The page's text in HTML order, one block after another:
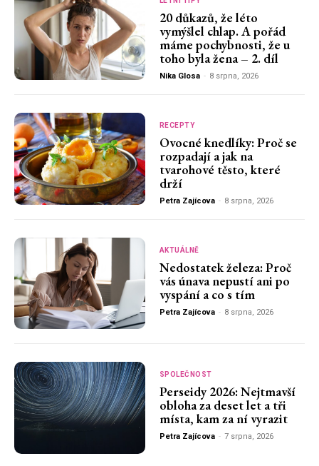
20 důkazů, že léto
vymýšlel chlap. A pořád
máme pochybnosti, že u
toho byla žena – 2. díl
Nika Glosa - 8 srpna, 2026
RECEPTY
Ovocné knedlíky: Proč se
rozpadají a jak na
tvarohové těsto, které
drží
Petra Zajícova - 8 srpna, 2026
AKTUÁLNĚ
Nedostatek železa: Proč
vás únava nepustí ani po
vyspání a co s tím
Petra Zajícova - 8 srpna, 2026
SPOLEČNOST
Perseidy 2026: Nejtmavší
obloha za deset let a tři
místa, kam za ní vyrazit
Petra Zajícova - 7 srpna, 2026